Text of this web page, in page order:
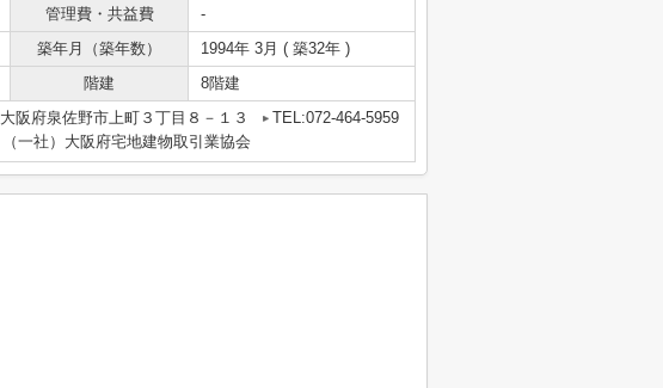
管理費・共益費
-
築年月（築年数）
1994年 3月 ( 築32年 )
階建 8階建
大阪府泉佐野市上町３丁目８－１３
TEL:072-464-5959
（一社）大阪府宅地建物取引業協会